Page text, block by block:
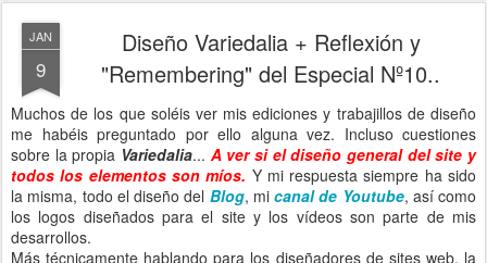
JAN
9
Diseño Variedalia + Reflexión y
"Remembering" del Especial Nº10..
Muchos de los que soléis ver mis ediciones y trabajillos de diseño
me habéis preguntado por ello alguna vez. Incluso cuestiones
sobre la propia Variedalia... A ver si el diseño general del site y
todos los elementos son míos. Y mi respuesta siempre ha sido
la misma, todo el diseño del Blog, mi canal de Youtube, así como
los logos diseñados para el site y los vídeos son parte de mis
desarrollos.
Más técnicamente hablando para los diseñadores de sites web, la